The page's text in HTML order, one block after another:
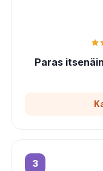
noin 2 400
GO Glamper on
matkailuvaunu:
Rajoittamaton
eri puolilla maata,
Paras
Erinomainen 5,0
3